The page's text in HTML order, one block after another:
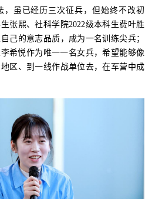
，虽已经历三次征兵，但始终不改初
张熙、社科学院2022级本科生费叶胜
己的意志品质，成为一名训练尖兵；
希悦作为唯一一名女兵，希望能够像
区、到一线作战单位去，在军营中成